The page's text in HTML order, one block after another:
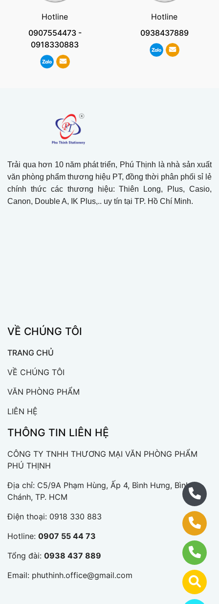
Hotline
0907554473-
0918330883
Hotline
0938437889
Trải qua hơn 10 năm phát triển, Phú Thịnh là nhà sản xuất
văn phòng phẩm thương hiệu PT, đồng thời phân phối sỉ lẻ
chính thức các thương hiệu: Thiên Long, Plus, Casio,
Canon, Double A, IK Plus,.. uy tín tại TP. Hồ Chí Minh.
VỀ CHÚNG TÔI
TRANG CHỦ
VỀ CHÚNG TÔI
VĂN PHÒNG PHẨM
LIÊN HỆ
THÔNG TIN LIÊN HỆ
CÔNG TY TNHH THƯƠNG MẠI VĂN PHÒNG PHẨM
PHÚ THỊNH
Địa chỉ: C5/9A Phạm Hùng, Ấp 4, Bình Hưng, Bình
Chánh, TP. HCM
Điện thoại: 0918 330 883
Hotline: 0907 55 44 73
Tổng đài: 0938 437 889
Email: phuthinh.office@gmail.com